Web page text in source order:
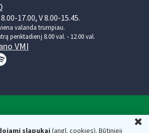
slapukai(angl. cookies). Būtinieji
17.00, V 8.00-15.45.
valanda trumpiau.
penktadienį 8.00 val. - 12.00 val.
VMI
inspekcija prie Lietuvos